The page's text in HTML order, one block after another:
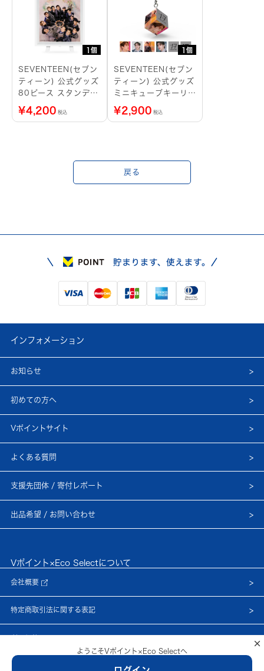
1個
SEVENTEEN(セブン
ティーン) 公式グッズ
80ピース スタンディ
ングパズル
¥4,200 税込
1個
SEVENTEEN(セブン
ティーン) 公式グッズ
ミニキューブキーリン
グ S.COUPS
¥2,900 税込
戻る
×
ようこそVポイント×Eco Selectへ
インフォメーション
お知らせ
初めての方へ
Vポイントサイト
よくある質問
支援先団体 / 寄付レポート
出品希望 / お問い合わせ
Vポイント×Eco Selectについて
会社概要
特定商取引法に関する表記